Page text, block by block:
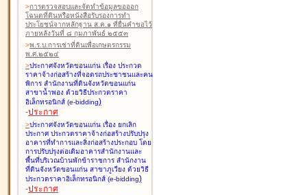
>การตรวจสอบและจัดทำข้อมูลขอออก
โฉนดที่ดินหรือหนังสือรับรองการทำ
ประโยชน์จากหลักฐาน ส.ค.๑ ที่ยื่นคำขอไว้
ภายหลังวันที่ ๘ กุมภาพันธ์ ๒๕๕๓
>พ.ร.บ.การเช่าที่ดินเพื่อเกษตรกรรม
พ.ศ.๒๕๒๔
>ประกาศจังหวัดขอนแก่น เรื่อง ประกวด
ราคาจ้างก่อสร้างที่จอดรถประชาชนและคน
พิการ สำนักงานที่ดินจังหวัดขอนแก่น
สาขาน้ำพอง ด้วยวิธีประกวดราคา
อิเล็กทรอนิกส์ (e-bidding)
-ประกาศ
>ประกาศจังหวัดขอนแก่น เรื่อง ยกเลิก
ประกาศ ประกวดราคาจ้างก่อสร้างปรับปรุง
อาคารที่ทำการและสิ่งก่อสร้างประกอบ โดย
การปรับปรุงต่อเติมอาคารสำนักงานและ
พื้นที่บริเวณบ้านพักข้าราชการ สำนักงาน
ที่ดินจังหวัดขอนแก่น สาขาภูเวียง ด้วยวิธี
ประกวดราคาอิเล็กทรอนิกส์ (e-bidding)
-ประกาศ